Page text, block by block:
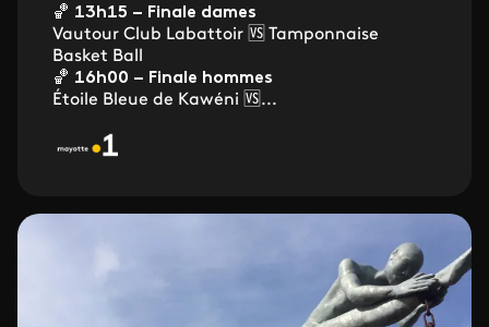
🏀 13h15 – Finale dames
Vautour Club Labattoir 🆚 Tamponnaise
Basket Ball
🏀 16h00 – Finale hommes
Étoile Bleue de Kawéni 🆚...